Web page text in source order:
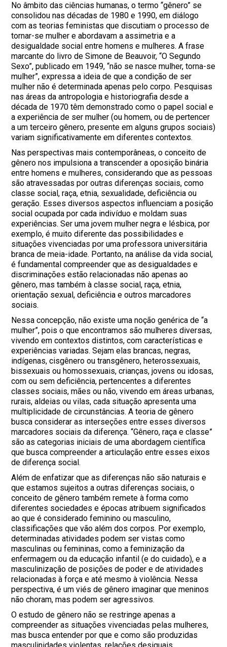
No âmbito das ciências humanas, o termo “gênero” se
consolidou nas décadas de 1980 e 1990, em diálogo
com as teorias feministas que discutiam o processo de
tornar-se mulher e abordavam a assimetria e a
desigualdade social entre homens e mulheres. A frase
marcante do livro de Simone de Beauvoir, “O Segundo
Sexo”, publicado em 1949, “não se nasce mulher, torna-se
mulher”, expressa a ideia de que a condição de ser
mulher não é determinada apenas pelo corpo. Pesquisas
nas áreas da antropologia e historiografia desde a
década de 1970 têm demonstrado como o papel social e
a experiência de ser mulher (ou homem, ou de pertencer
a um terceiro gênero, presente em alguns grupos sociais)
variam significativamente em diferentes contextos.
Nas perspectivas mais contemporâneas, o conceito de
gênero nos impulsiona a transcender a oposição binária
entre homens e mulheres, considerando que as pessoas
são atravessadas por outras diferenças sociais, como
classe social, raça, etnia, sexualidade, deficiência ou
geração. Esses diversos aspectos influenciam a posição
social ocupada por cada indivíduo e moldam suas
experiências. Ser uma jovem mulher negra e lésbica, por
exemplo, é muito diferente das possibilidades e
situações vivenciadas por uma professora universitária
branca de meia-idade. Portanto, na análise da vida social,
é fundamental compreender que as desigualdades e
discriminações estão relacionadas não apenas ao
gênero, mas também à classe social, raça, etnia,
orientação sexual, deficiência e outros marcadores
sociais.
Nessa concepção, não existe uma noção genérica de “a
mulher”, pois o que encontramos são mulheres diversas,
vivendo em contextos distintos, com características e
experiências variadas. Sejam elas brancas, negras,
indígenas, cisgênero ou transgênero, heterossexuais,
bissexuais ou homossexuais, crianças, jovens ou idosas,
com ou sem deficiência, pertencentes a diferentes
classes sociais, mães ou não, vivendo em áreas urbanas,
rurais, aldeias ou vilas, cada situação apresenta uma
multiplicidade de circunstâncias. A teoria de gênero
busca considerar as interseções entre esses diversos
marcadores sociais da diferença. “Gênero, raça e classe”
são as categorias iniciais de uma abordagem científica
que busca compreender a articulação entre esses eixos
de diferença social.
Além de enfatizar que as diferenças não são naturais e
que estamos sujeitos a outras diferenças sociais, o
conceito de gênero também remete à forma como
diferentes sociedades e épocas atribuem significados
ao que é considerado feminino ou masculino,
classificações que vão além dos corpos. Por exemplo,
determinadas atividades podem ser vistas como
masculinas ou femininas, como a feminização da
enfermagem ou da educação infantil (e do cuidado), e a
masculinização de posições de poder e de atividades
relacionadas à força e até mesmo à violência. Nessa
perspectiva, é um viés de gênero imaginar que meninos
não choram, mas podem ser agressivos.
O estudo de gênero não se restringe apenas a
compreender as situações vivenciadas pelas mulheres,
mas busca entender por que e como são produzidas